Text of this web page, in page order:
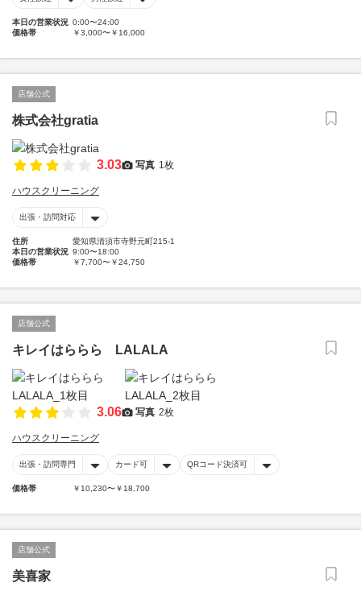
本日の営業状況 0:00〜24:00
価格帯
￥3,000〜￥16,000
店舗公式
株式会社gratia
3.03 写真 1枚
ハウスクリーニング
出張・訪問対応
住所
愛知県清須市寺野元町215-1
本日の営業状況 9:00〜18:00
価格帯
￥7,700〜￥24,750
店舗公式
キレイはららら LALALA
3.06 写真 2枚
ハウスクリーニング
出張・訪問専門 カード可 QRコード決済可
価格帯 ￥10,230〜￥18,700
店舗公式
美喜家